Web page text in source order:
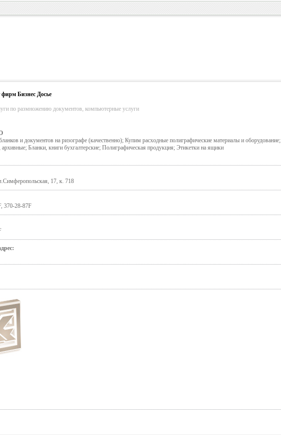
фирм Бизнес Досье
по размножению документов, компьютерные услуги
и документов на ризографе (качественно); Купим расходные полиграфические материалы и оборудование;
Бланки, книги бухгалтерские; Полиграфическая продукция; Этикетки на ящики
17, к. 718
370-28-87F